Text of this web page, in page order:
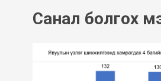
Санал болгох